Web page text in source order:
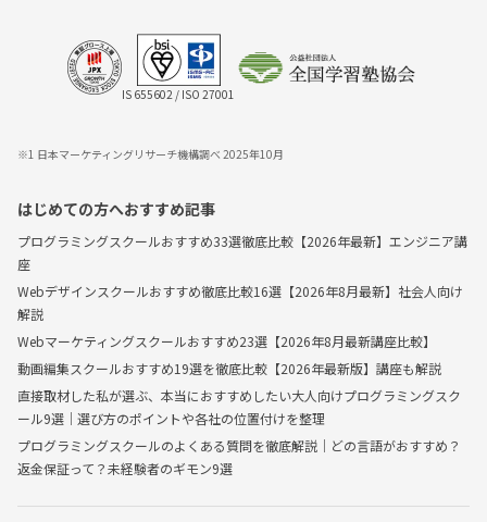
IS 655602 / ISO 27001
※1 日本マーケティングリサーチ機構調べ 2025年10月
はじめての方へおすすめ記事
プログラミングスクールおすすめ33選徹底比較【2026年最新】エンジニア講
座
Webデザインスクールおすすめ徹底比較16選【2026年8月最新】社会人向け
解説
Webマーケティングスクールおすすめ23選【2026年8月最新講座比較】
動画編集スクールおすすめ19選を徹底比較【2026年最新版】講座も解説
直接取材した私が選ぶ、本当におすすめしたい大人向けプログラミングスク
ール9選｜選び方のポイントや各社の位置付けを整理
プログラミングスクールのよくある質問を徹底解説｜どの言語がおすすめ？
返金保証って？未経験者のギモン9選